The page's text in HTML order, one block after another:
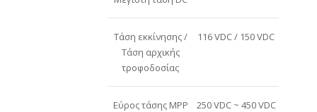
Τάση εκκίνησης /
Τάση αρχικής
τροφοδοσίας
116 VDC / 150 VDC
Εύρος τάσης MPP 250 VDC ~ 450 VDC